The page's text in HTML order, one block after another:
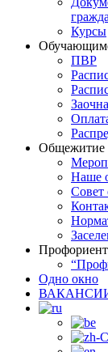
Курсы
ПВР
Общежитие
Наше
Совет
Одно окно